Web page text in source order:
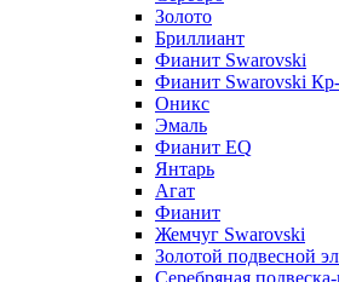
Золото
Бриллиант
Фианит Swarovski
Фианит Swarovski
Оникс
Эмаль
Фианит EQ
Янтарь
Агат
Фианит
Жемчуг Swarovski
Золотой подвесной
Серебряная